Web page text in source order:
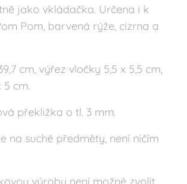
jako vkládačka. Určena i k
Pom, barvená rýže, cizrna a
cm, výřez vločky 5,5 x 5,5 cm,
cm.
překližka o tl. 3 mm.
na suché předměty, není ničím